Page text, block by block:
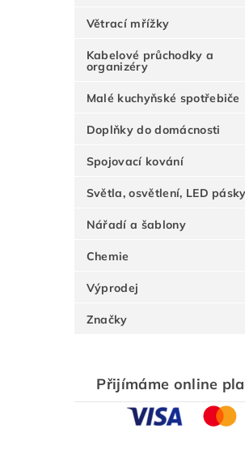
Větrací mřížky
Kabelové průchodky a
organizéry
Malé kuchyňské spotřebiče
Doplňky do domácnosti
Spojovací kování
Světla, osvětlení, LED pásky
Nářadí a šablony
Chemie
Výprodej
Značky
Přijímáme online